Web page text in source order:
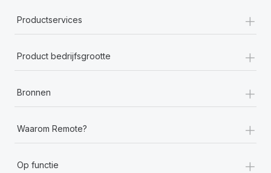
Productservices +
Product bedrijfsgrootte +
Bronnen +
Waarom Remote? +
Op functie +